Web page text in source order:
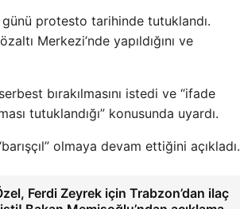
günü protesto tarihinde tutuklandı.
Merkezi’nde yapıldığını ve
bırakılmasını istedi ve “ifade
tutuklandığı” konusunda uyardı.
olmaya devam ettiğini açıkladı.
Ferdi Zeyrek için Trabzon’dan ilaç